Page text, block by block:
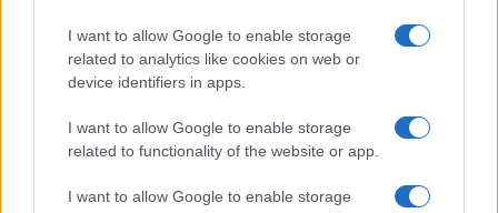
I want to allow Google to enable storage
related to analytics like cookies on web or
device identifiers in apps.
I want to allow Google to enable storage
related to functionality of the website or app.
I want to allow Google to enable storage
sobre quaisquer questões decorrentes de sua cidadania ou
residência.
Última etapa: Armazene TRXDOWN com
segurança em carteiras de hardware